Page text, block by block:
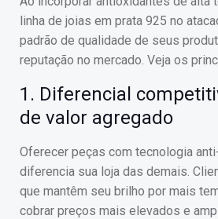
linha de joias em prata 925 no
padrão de qualidade de seus
reputação no mercado. Veja os
1. Diferencial
de valor agregado
Oferecer peças com tecnologia
diferencia sua loja das demais.
que mantêm seu brilho por mais
cobrar preços mais elevados e